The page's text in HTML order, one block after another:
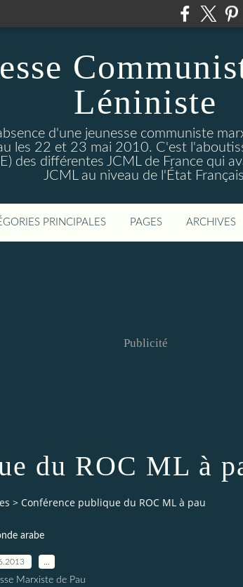
Léniniste
d'une jeunesse communiste
les 22 et 23 mai 2010. C'est
des différentes JCML de France qui
JCML au niveau de l'État
PRINCIPALES PAGES ARCHIVES
Publicité
du ROC ML à
> Conférence publique du ROC ML à pau
arabe
Marxiste de Pau